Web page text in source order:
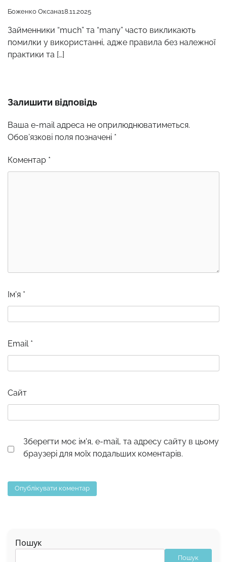
Боженко Оксана18.11.2025
Займенники “much” та “many” часто викликають
помилки у використанні, адже правила без належної
практики та […]
Залишити відповідь
Ваша e-mail адреса не оприлюднюватиметься.
Обов’язкові поля позначені *
Коментар *
Ім'я *
Email *
Сайт
Зберегти моє ім'я, e-mail, та адресу сайту в цьому
браузері для моїх подальших коментарів.
Пошук
Пошук